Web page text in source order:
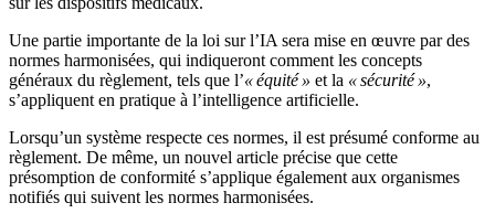
Une partie importante de la loi sur l’IA sera mise en œuvre par des
normes harmonisées, qui indiqueront comment les concepts
généraux du règlement, tels que l’« équité » et la « sécurité »,
s’appliquent en pratique à l’intelligence artificielle.
Lorsqu’un système respecte ces normes, il est présumé conforme au
règlement. De même, un nouvel article précise que cette
présomption de conformité s’applique également aux organismes
notifiés qui suivent les normes harmonisées.